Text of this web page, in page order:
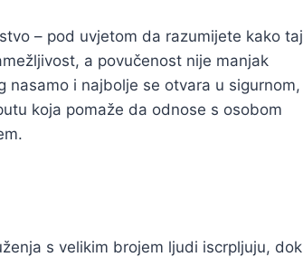
– pod uvjetom da razumijete kako taj
a povučenost nije manjak
nasamo i najbolje se otvara u sigurnom,
koja pomaže da odnose s osobom
s velikim brojem ljudi iscrpljuju, dok